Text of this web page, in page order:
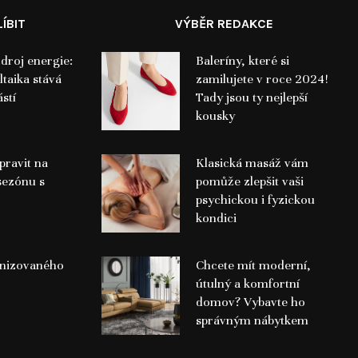
energie:
stává
na
s
VÝBĚR REDAKCE
Baleríny, které si
zamilujete v roce 2024!
Tady jsou ty nejlepší
kousky
Klasická masáž vám
pomůže zlepšit vaši
psychickou i fyzickou
kondici
Chcete mít moderní,
útulný a komfortní
domov? Vybavte ho
správným nábytkem